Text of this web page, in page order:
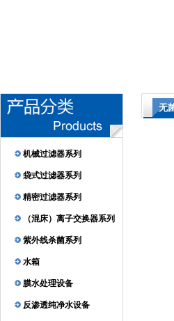
机械过滤器系列
袋式过滤器系列
精密过滤器系列
（混床）离子交换器系列
紫外线杀菌系列
水箱
膜水处理设备
反渗透纯净水设备
无